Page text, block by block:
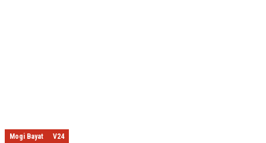
Mogi Bayat V24